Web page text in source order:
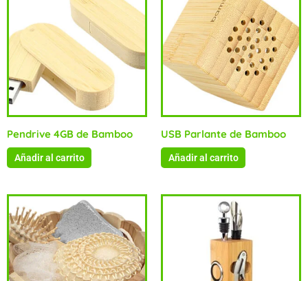
Pendrive 4GB de Bamboo
Añadir al carrito
USB Parlante de Bamboo
Añadir al carrito